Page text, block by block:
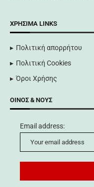
ΧΡΉΣΙΜΑ LINKS
Πολιτική απορρήτου
Πολιτική Cookies
Όροι Χρήσης
ΟΊΝΟΣ & ΝΟΥΣ
Email address: